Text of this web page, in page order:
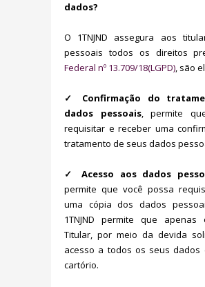
dados?
O 1TNJND assegura aos
pessoais todos os direitos
Federal nº 13.709/18(LGPD), são
✓ Confirmação do
dados pessoais, permite
requisitar e receber uma
tratamento de seus dados
✓ Acesso aos dados
permite que você possa
uma cópia dos dados
1TNJND permite que apenas
Titular, por meio da devida
acesso a todos os seus dados
cartório.